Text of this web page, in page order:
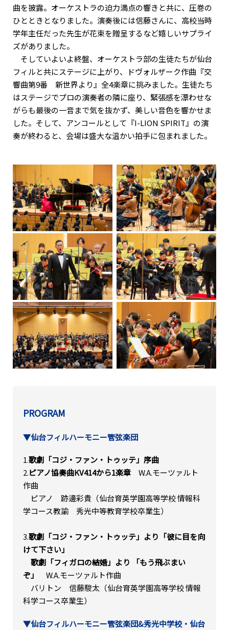
曲を披露。オーケストラの迫力満点の響きと共に、圧巻の
ひとときとなりました。演奏後には信藤さんに、高校当時
学年主任だった先生が花束を贈呈するなど嬉しいサプライ
ズがありました。
そしていよいよ終盤、オーケストラ部の生徒たちが仙台
フィルと共にステージに上がり、ドヴォルザーク作曲『交
響曲第9番 新世界より』全4楽章に挑みました。生徒たち
はステージでプロの演奏者の隣に座り、緊張感を漂わせな
がらも最後の一音まで気を抜かず、美しい音色を響かせま
した。そして、アンコールとして『I-LION SPIRIT』の演
奏が終わると、会場は盛大な温かい拍手に包まれました。
PROGRAM
▼仙台フィルハーモニー管弦楽団
1.歌劇「コジ・ファン・トゥッテ」序曲
2.ピアノ協奏曲KV414から1楽章 W.A.モーツァルト
作曲
ピアノ 跡邊彩貴（仙台育英学園高等学校 情報科
学コース教諭 秀光中等教育学校卒業生）
3.歌劇「コジ・ファン・トゥッテ」より「彼に目を向
けて下さい」
歌劇「フィガロの結婚」より 「もう飛ぶまい
ぞ」
W.A.モーツァルト作曲
バリトン 信藤駿太（仙台育英学園高等学校 情報
科学コース卒業生）
▼仙台フィルハーモニー管弦楽団&秀光中学校・仙台